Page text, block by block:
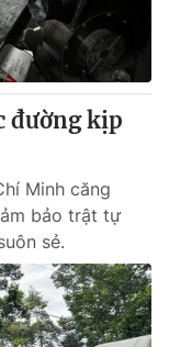
483/GP-BTTTT
Quốc Thắng,
932
đường kịp
Minh căng
bảo trật tự
sẻ.